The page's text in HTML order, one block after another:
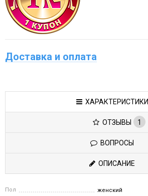
Доставка и оплата
ХАРАКТЕРИСТИКИ
ОТЗЫВЫ 1
ВОПРОСЫ
ОПИСАНИЕ
Пол женский